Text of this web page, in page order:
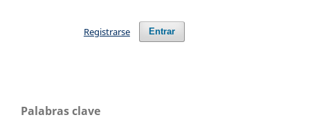
Entrar
Registrarse
Palabras clave